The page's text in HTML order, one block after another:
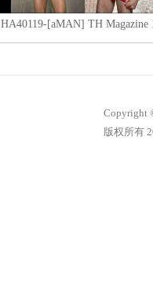
HA40119-[aMAN] TH Magazine
Copyright
版权所有